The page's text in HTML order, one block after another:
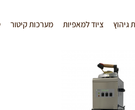
גיהוץ ציוד למאפיות מערכות קיטור